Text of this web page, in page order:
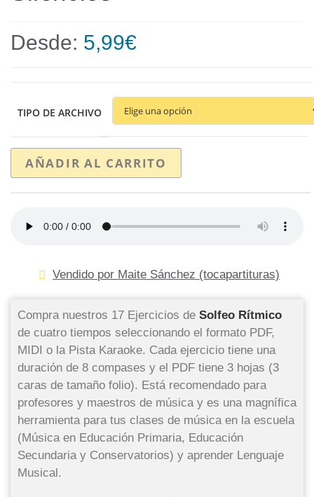
Desde: 5,99€
TIPO DE ARCHIVO
AÑADIR AL CARRITO
Vendido por Maite Sánchez (tocapartituras)
Compra nuestros 17 Ejercicios de Solfeo Rítmico
de cuatro tiempos seleccionando el formato PDF,
MIDI o la Pista Karaoke. Cada ejercicio tiene una
duración de 8 compases y el PDF tiene 3 hojas (3
caras de tamaño folio). Está recomendado para
profesores y maestros de música y es una magnífica
herramienta para tus clases de música en la escuela
(Música en Educación Primaria, Educación
Secundaria y Conservatorios) y aprender Lenguaje
Musical.